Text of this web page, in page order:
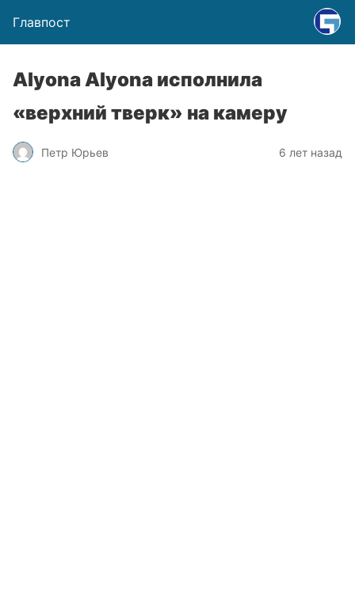
Главпост
Alyona Аlyona исполнила
«верхний тверк» на камеру
Петр Юрьев 6 лет назад